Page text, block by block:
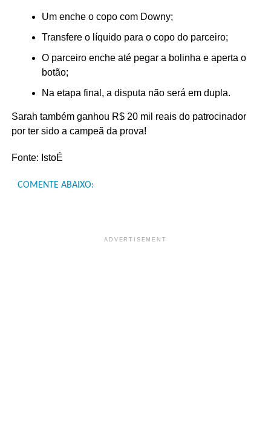
Um enche o copo com Downy;
Transfere o líquido para o copo do parceiro;
O parceiro enche até pegar a bolinha e aperta o
botão;
Na etapa final, a disputa não será em dupla.
Sarah também ganhou R$ 20 mil reais do patrocinador
por ter sido a campeã da prova!
Fonte: IstoÉ
COMENTE ABAIXO:
ADVERTISEMENT